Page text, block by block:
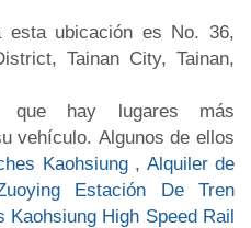
esta ubicación es No. 36,
Tainan City, Tainan,
que hay lugares más
vehículo. Algunos de ellos
Kaohsiung , Alquiler de
Estación De Tren
Kaohsiung High Speed Rail